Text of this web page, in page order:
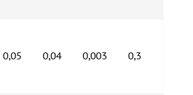
0,05 0,04 0,003 0,3